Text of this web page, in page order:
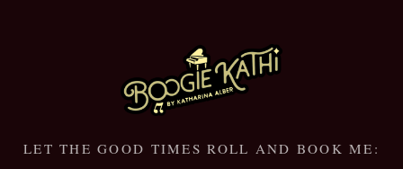
LET THE GOOD TIMES ROLL AND BOOK ME: